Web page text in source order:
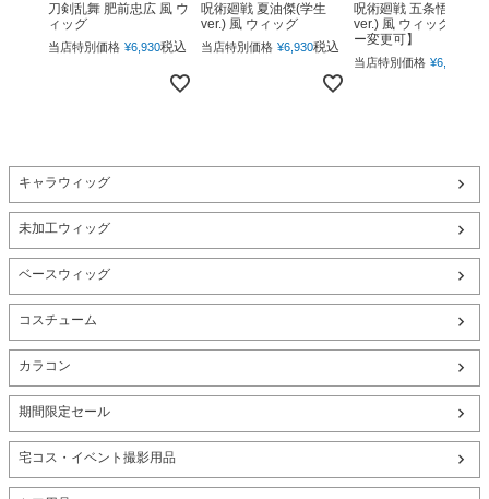
刀剣乱舞 肥前忠広 風 ウ
ィッグ
当店特別価格 ¥6,930税込
呪術廻戦 夏油傑(学生
ver.) 風 ウィッグ
当店特別価格 ¥6,930税込
呪術廻戦 五条悟(下ろ
ver.) 風 ウィッグ 【カ
ー変更可】
当店特別価格 ¥6,930
キャラウィッグ
未加工ウィッグ
ベースウィッグ
コスチューム
カラコン
期間限定セール
宅コス・イベント撮影用品